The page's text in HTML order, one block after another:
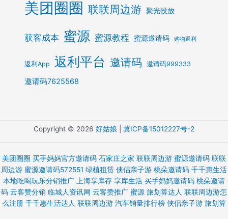
美团圈圈 联联周边游 聚光投放
获客成本 蜜源 蜜源教程 蜜源邀请码 购物返利
返利App 返利平台 邀请码 邀请码999333
邀请码7625568
Copyright © 2026 好姑娘 冀ICP备15012227号-2
美团圈圈 买手妈妈官方邀请码 石家庄之家 联联周边游 蜜源邀请码 联联
周边游 蜜源邀请码572551 绿植租赁 侠侣亲子游 桃朵邀请码 千千惠生活
本地吃喝玩乐分销推广
上海享库存 享库生活 买手妈妈邀请码 桃朵邀请
码 云客赞分销 临城人资讯网 云客赞推广 蜜源 旅划算达人 联联周边游怎
么注册 千千惠生活达人 联联周边游 汽车销量排行榜 侠侣亲子游 旅划算